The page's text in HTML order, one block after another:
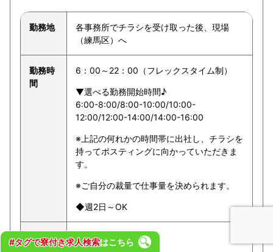
勤務地
各事務所でチラシを受け取った後、現場
（練馬区）へ
勤務時
間
6：00～22：00（フレックスタイム制）
▼選べる勤務開始時間♪
6:00-8:00/8:00-10:00/10:00-
12:00/12:00-14:00/14:00-16:00
※上記の何れかの時間帯に出社し、チラシを
持ってポスティングに向かっていただきま
す。
※ご自分の裁量で仕事量を決められます。
◆週2日～OK
給与 1ポスト3～8円
#タグで寮付き求人検索はこちら